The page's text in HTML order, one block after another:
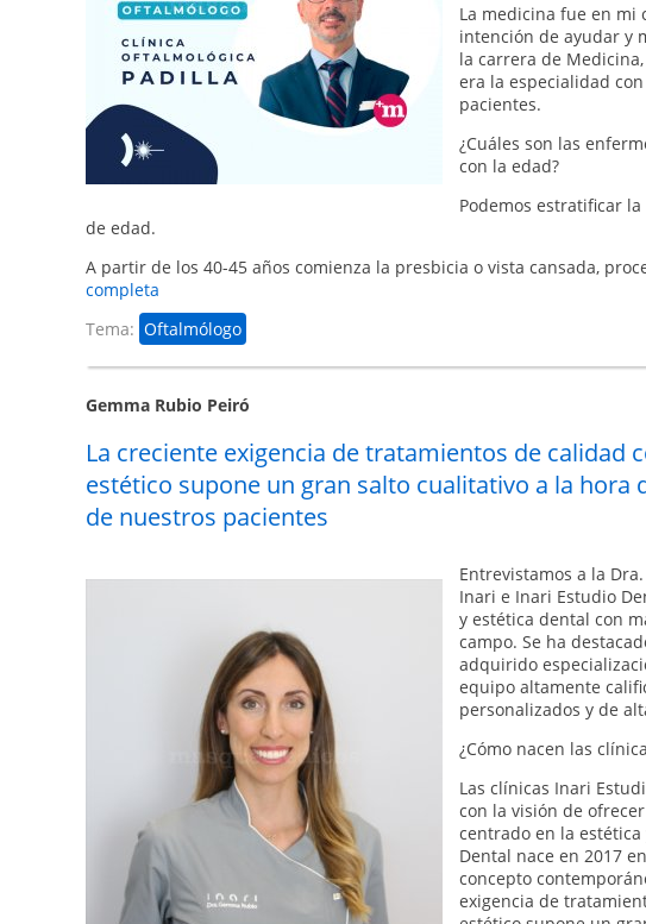
La medicina fue en mi
intención de ayudar y
la carrera de
era la especialidad
pacientes.
¿Cuáles son las
con la edad?
Podemos estratificar
de edad.
A partir de los 40-45 años comienza la presbicia o vista cansada,
completa
Tema: Oftalmólogo
Gemma Rubio Peiró
La creciente exigencia de tratamientos de calidad
estético supone un gran salto cualitativo a la hora
de nuestros pacientes
Entrevistamos a la
Inari e Inari Estudio
y estética dental con
campo. Se ha
adquirido
equipo altamente
personalizados y de
¿Cómo nacen las
Las clínicas Inari
con la visión de
centrado en la
Dental nace en 2017
concepto
exigencia de